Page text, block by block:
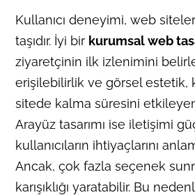
Kullanıcı deneyimi, web
taşıdır. İyi bir kurumsal web
ziyaretçinin ilk izlenimini
erişilebilirlik ve görsel estetik,
sitede kalma süresini
Arayüz tasarımı ise iletişimi
kullanıcıların ihtiyaçlarını
Ancak, çok fazla seçenek
karışıklığı yaratabilir. Bu